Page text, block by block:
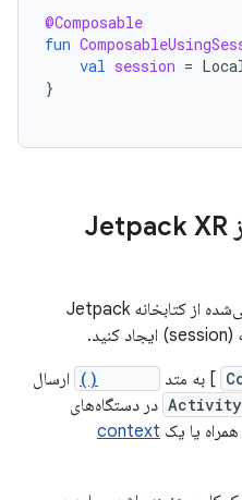
@Composable
fun
val session =
}
دسترسی به یک جلسه از Jetpack XR
اگر در حال ایجاد موجودیت‌های مکانی‌شده از کتابخانه Jetpack
] به متد
ارسال
Activity در دستگاه‌های
context